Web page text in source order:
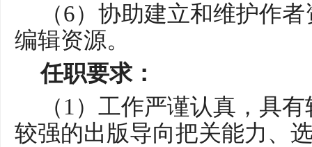
（6）协助建立和维护作
编辑资源。
任职要求：
（ 1）工作严谨认真，具
较强的出版导向把关能力、